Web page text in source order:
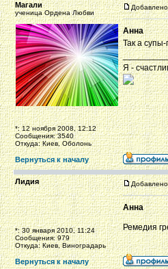
Магали
ученица Ордена Любви
*: 12 ноября 2008, 12:12
Сообщения: 3540
Откуда: Киев, Оболонь
Анна
Так а
Я -
Вернуться к началу
Лидия
*: 30 января 2010, 11:24
Сообщения: 979
Откуда: Киев, Виноградарь
Анна
Ремедия
Вернуться к началу